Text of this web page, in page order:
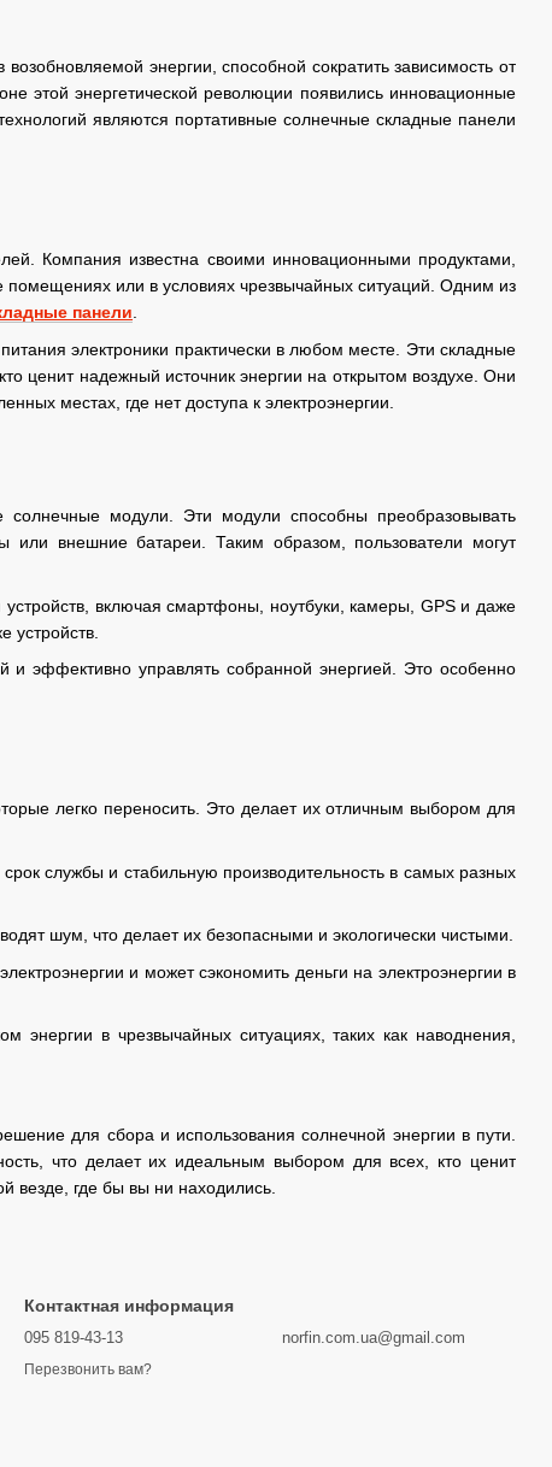
энергии, способной сократить зависимость от
этой энергетической революции появились инновационные
являются портативные солнечные складные панели
Компания известна своими инновационными продуктами,
помещениях или в условиях чрезвычайных ситуаций. Одним из
панели.
электроники практически в любом месте. Эти складные
ценит надежный источник энергии на открытом воздухе. Они
местах, где нет доступа к электроэнергии.
солнечные модули. Эти модули способны преобразовывать
или внешние батареи. Таким образом, пользователи могут
включая смартфоны, ноутбуки, камеры, GPS и даже
устройств.
и эффективно управлять собранной энергией. Это особенно
легко переносить. Это делает их отличным выбором для
службы и стабильную производительность в самых разных
шум, что делает их безопасными и экологически чистыми.
и может сэкономить деньги на электроэнергии в
энергии в чрезвычайных ситуациях, таких как наводнения,
для сбора и использования солнечной энергии в пути.
что делает их идеальным выбором для всех, кто ценит
везде, где бы вы ни находились.
Контактная информация
095 819-43-13
Перезвонить вам?
norfin.com.ua@gmail.com